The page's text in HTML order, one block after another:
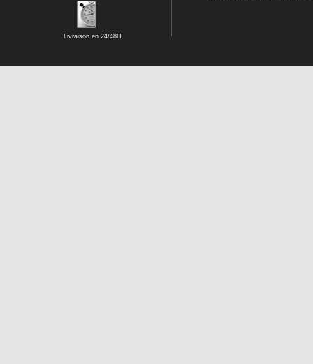
Livraison en 24/48H